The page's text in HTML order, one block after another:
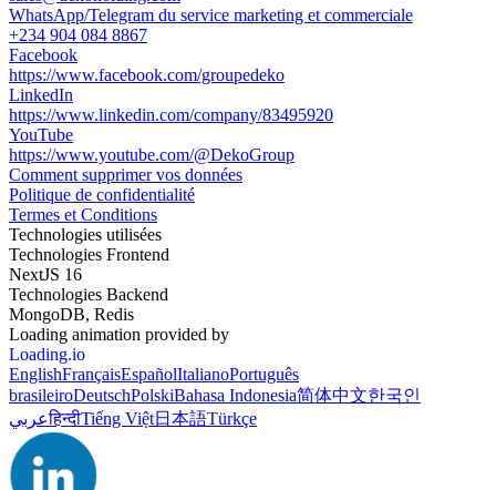
WhatsApp/Telegram du service marketing et commerciale
+234 904 084 8867
Facebook
https://www.facebook.com/groupedeko
LinkedIn
https://www.linkedin.com/company/83495920
YouTube
https://www.youtube.com/@DekoGroup
Comment supprimer vos données
Politique de confidentialité
Termes et Conditions
Technologies utilisées
Technologies Frontend
NextJS 16
Technologies Backend
MongoDB, Redis
Loading animation provided by
Loading.io
EnglishFrançaisEspañolItalianoPortuguês
brasileiroDeutschPolskiBahasa Indonesia简体中文한국인
عربيहिन्दीTiếng Việt日本語Türkçe